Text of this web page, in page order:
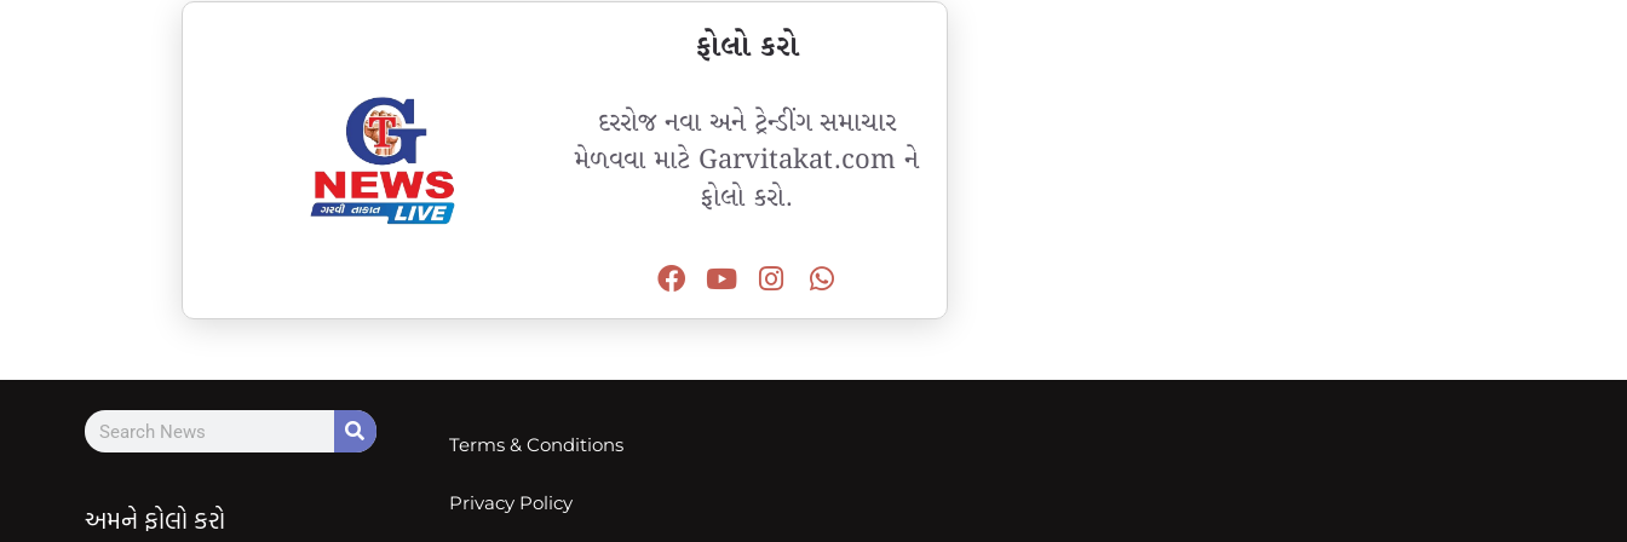
ફોલો કરો
દરરોજ નવા અને ટ્રેન્ડીંગ સમાચાર
મેળવવા માટે Garvitakat.com ને
ફોલો કરો.
અમને ફોલો કરો
Terms & Conditions
Privacy Policy